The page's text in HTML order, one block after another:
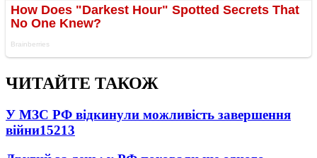
ЧИТАЙТЕ ТАКОЖ
У МЗС РФ відкинули можливість завершення
війни15213